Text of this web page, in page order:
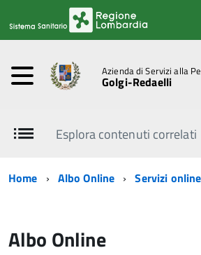
Azienda di Servizi alla
Golgi-Redaelli
Esplora contenuti correlati
Home Albo Online Servizi online
Albo Online